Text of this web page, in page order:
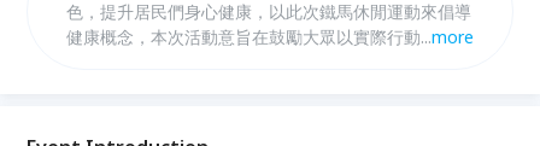
色，提升居民們身心健康，以此次鐵馬休閒運動來倡導
健康概念，本次活動意旨在鼓勵大眾以實際行動響應綠
善空氣品質與環境永續盡一份心力。我們誠摯邀請您一
...more